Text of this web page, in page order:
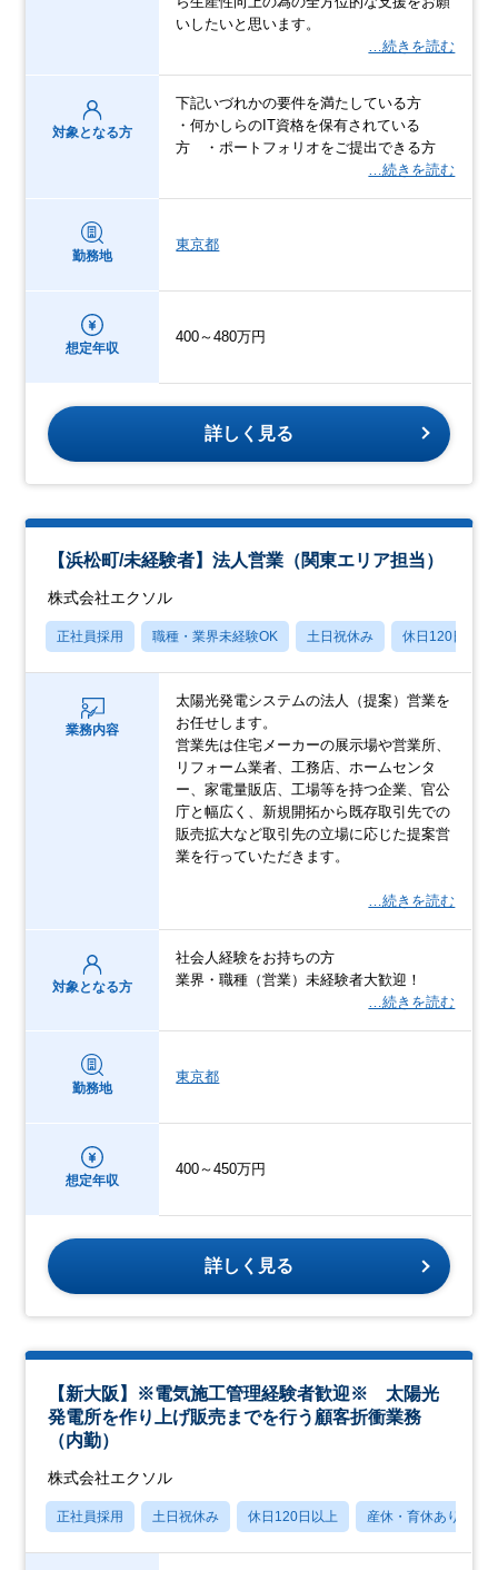
いしたいと思います。
…続きを読む
対象となる方
下記いづれかの要件を満たしている方
・何かしらのIT資格を保有されている
方 ・ポートフォリオをご提出できる方
…続きを読む
勤務地
東京都
想定年収
400～480万円
詳しく見る
【浜松町/未経験者】法人営業（関東エリア担当）
株式会社エクソル
正社員採用 職種・業界未経験OK 土日祝休み 休日120日以上
業務内容
太陽光発電システムの法人（提案）営業を
お任せします。
営業先は住宅メーカーの展示場や営業所、
リフォーム業者、工務店、ホームセンタ
ー、家電量販店、工場等を持つ企業、官公
庁と幅広く、新規開拓から既存取引先での
販売拡大など取引先の立場に応じた提案営
業を行っていただきます。
…続きを読む
対象となる方
社会人経験をお持ちの方
業界・職種（営業）未経験者大歓迎！
…続きを読む
勤務地
東京都
想定年収
400～450万円
詳しく見る
【新大阪】※電気施工管理経験者歓迎※ 太陽光
発電所を作り上げ販売までを行う顧客折衝業務
（内勤）
株式会社エクソル
正社員採用 土日祝休み 休日120日以上 産休・育休あり